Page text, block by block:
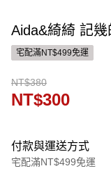
Aida&綺綺 記
宅配滿NT$499免運
NT$380
NT$300
付款與運送方式
宅配滿NT$499免運